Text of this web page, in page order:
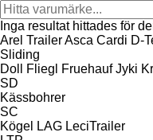
Inga resultat hittades för
Arel TrailerAsca Cardi D-
Sliding
Doll
Fliegl Fruehauf Jyki
SD
Kässbohrer
SC
Kögel
LAG LeciTrailer